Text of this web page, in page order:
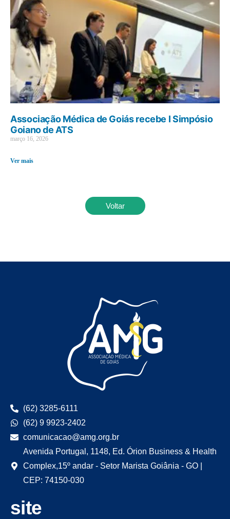
Associação Médica de Goiás recebe I Simpósio
Goiano de ATS
março 16, 2026
Ver mais
Voltar
(62) 3285-6111
(62) 9 9923-2402
comunicacao@amg.org.br
Avenida Portugal, 1148, Ed. Órion Business & Health
Complex,15º andar - Setor Marista Goiânia - GO |
CEP: 74150-030
site